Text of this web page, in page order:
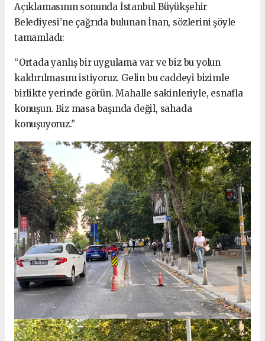
Açıklamasının sonunda İstanbul Büyükşehir
Belediyesi’ne çağrıda bulunan İnan, sözlerini şöyle
tamamladı:
“Ortada yanlış bir uygulama var ve biz bu yolun
kaldırılmasını istiyoruz. Gelin bu caddeyi bizimle
birlikte yerinde görün. Mahalle sakinleriyle, esnafla
konuşun. Biz masa başında değil, sahada
konuşuyoruz.”